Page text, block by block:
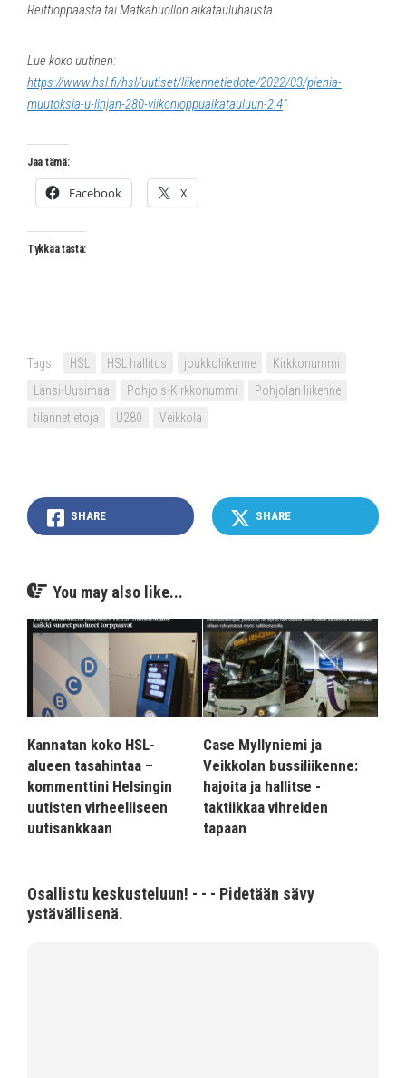
Reittioppaasta tai Matkahuollon aikatauluhausta.
Lue koko uutinen:
https://www.hsl.fi/hsl/uutiset/liikennetiedote/2022/03/pienia-
muutoksia-u-linjan-280-viikonloppuaikatauluun-2.4”
Jaa tämä:
Facebook X
Tykkää tästä:
Tags: HSL HSL hallitus joukkoliikenne
Kirkkonummi
Länsi-Uusimaa
Pohjois-Kirkkonummi
Pohjolan liikenne
tilannetietoja
U280 Veikkola
SHARE SHARE
You may also like...
Kannatan koko HSL-
alueen tasahintaa –
kommenttini Helsingin
uutisten virheelliseen
uutisankkaan
Case Myllyniemi ja
Veikkolan bussiliikenne:
hajoita ja hallitse -
taktiikkaa vihreiden
tapaan
Osallistu keskusteluun! - - - Pidetään sävy
ystävällisenä.